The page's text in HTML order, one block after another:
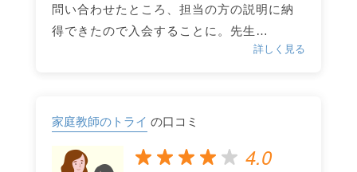
問い合わせたところ、担当の方の説明に納
得できたので入会することに。先生…
詳しく見る
家庭教師のトライ の口コミ
4.0